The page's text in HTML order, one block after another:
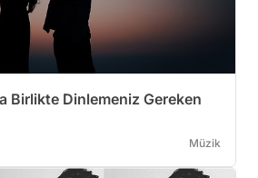
Birlikte Dinlemeniz Gereken
Müzik